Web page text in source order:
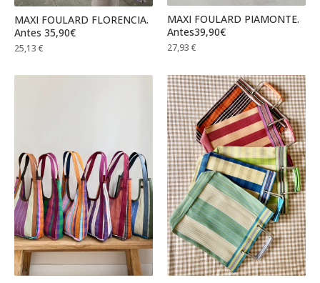
MAXI FOULARD FLORENCIA.
Antes 35,90€
25,13 €
MAXI FOULARD PIAMONTE.
Antes39,90€
27,93 €